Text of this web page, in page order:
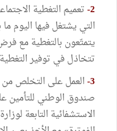
2- تعميم التغطية
يتمتّعون بالتغطية مع
تتخاذل في توفير
3- العمل على التخلص من
صندوق الوطني للتأمين
الاستشفائية التابعة